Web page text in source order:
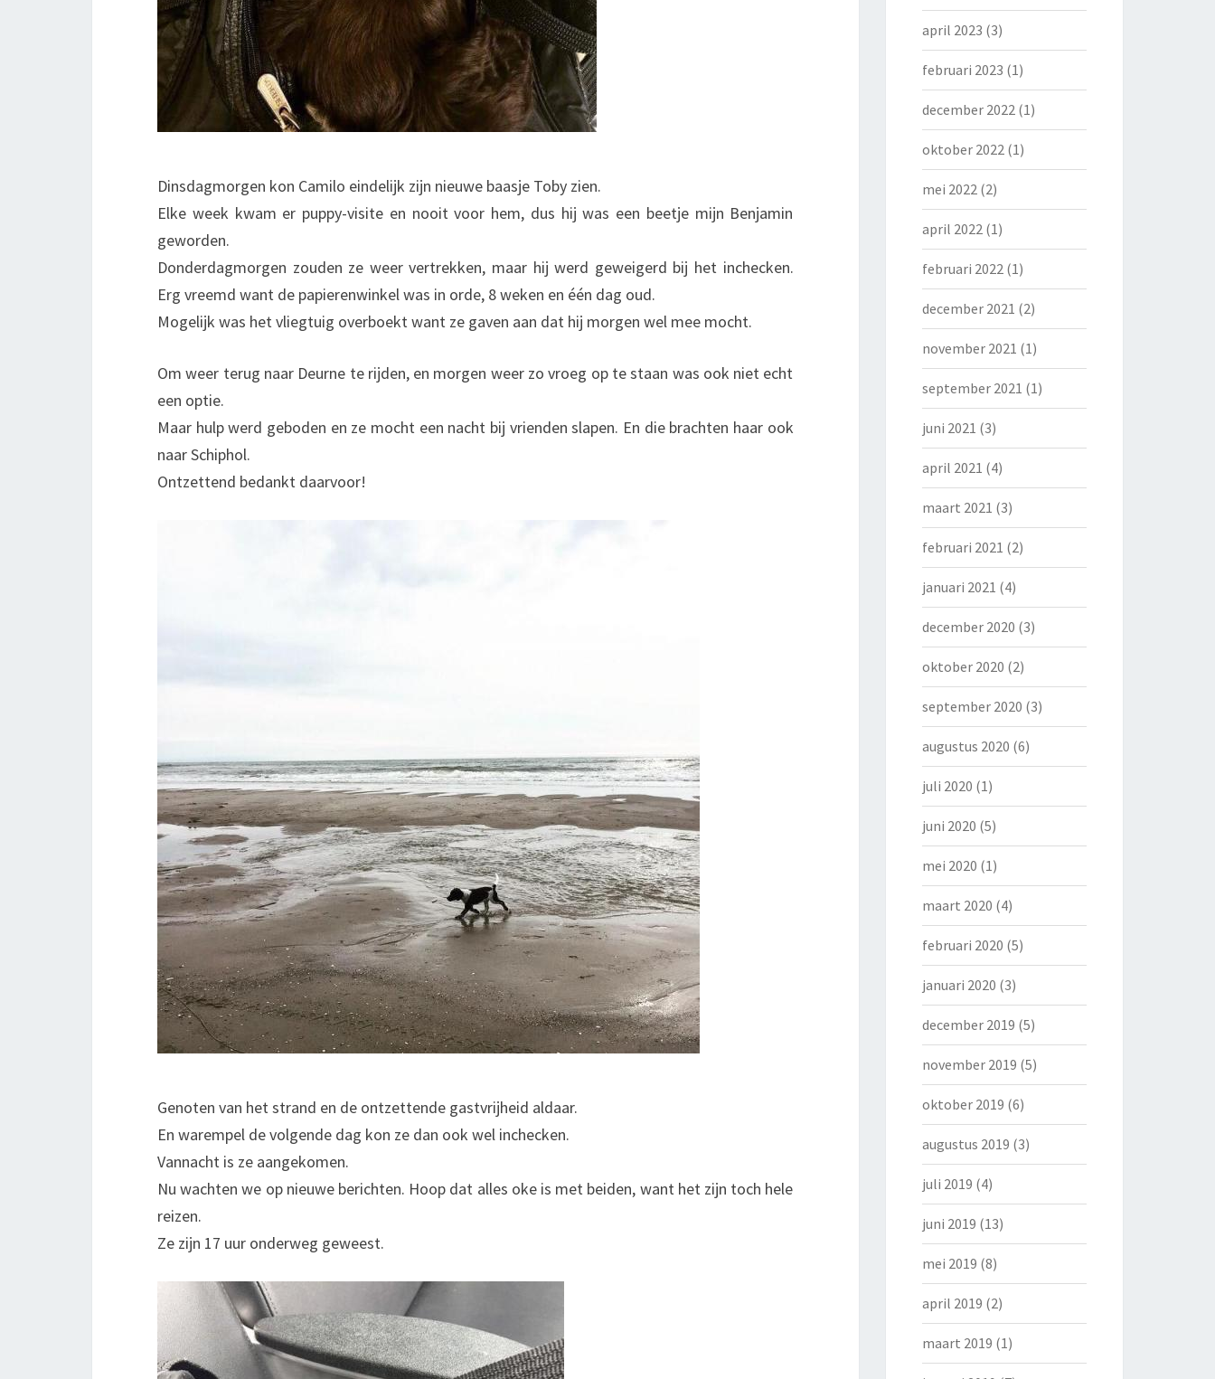
Dinsdagmorgen kon Camilo eindelijk zijn nieuwe baasje Toby zien.
Elke week kwam er puppy-visite en nooit voor hem, dus hij was een beetje mijn Benjamin
geworden.
Donderdagmorgen zouden ze weer vertrekken, maar hij werd geweigerd bij het inchecken.
Erg vreemd want de papierenwinkel was in orde, 8 weken en één dag oud.
Mogelijk was het vliegtuig overboekt want ze gaven aan dat hij morgen wel mee mocht.
Om weer terug naar Deurne te rijden, en morgen weer zo vroeg op te staan was ook niet echt
een optie.
Maar hulp werd geboden en ze mocht een nacht bij vrienden slapen. En die brachten haar ook
naar Schiphol.
Ontzettend bedankt daarvoor!
Genoten van het strand en de ontzettende gastvrijheid aldaar.
En warempel de volgende dag kon ze dan ook wel inchecken.
Vannacht is ze aangekomen.
Nu wachten we op nieuwe berichten. Hoop dat alles oke is met beiden, want het zijn toch hele
reizen.
Ze zijn 17 uur onderweg geweest.
april 2023 (3)
februari 2023 (1)
december 2022(1)
oktober 2022(1)
mei 2022(2)
april 2022(1)
februari 2022(1)
december 2021 (2)
november 2021 (1)
september 2021 (1)
juni 2021 (3)
april 2021 (4)
maart 2021 (3)
februari 2021 (2)
januari 2021 (4)
december 2020 (3)
oktober 2020 (2)
september 2020 (3)
augustus 2020 (6)
juli 2020 (1)
juni 2020 (5)
mei 2020 (1)
maart 2020 (4)
februari 2020 (5)
januari 2020 (3)
december 2019 (5)
november 2019 (5)
oktober 2019 (6)
augustus 2019 (3)
juli 2019 (4)
juni 2019 (13)
mei 2019 (8)
april 2019 (2)
maart 2019 (1)